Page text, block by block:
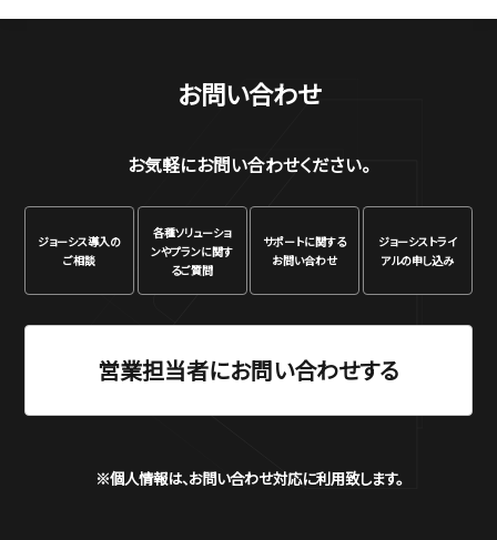
お問い合わせ
お気軽にお問い合わせください。
ジョーシス導入の
ご相談
各種ソリューショ
ンやプランに関す
るご質問
サポートに関する
お問い合わせ
ジョーシストライ
アルの申し込み
営業担当者にお問い合わせする
※個人情報は、お問い合わせ対応に利用致します。